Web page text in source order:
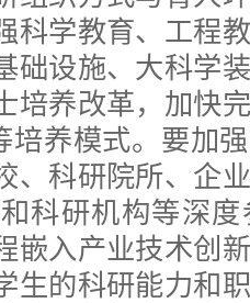
科学教育、工程
础设施、大科学
培养改革，加快
培养模式。要加
、科研院所、企
科研机构等深
嵌入产业技术创
生的科研能力和